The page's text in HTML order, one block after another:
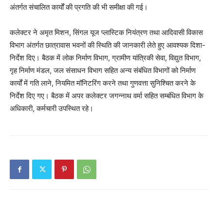
अंतर्गत संचालित कार्यों की प्रगति की भी समीक्षा की गई।
कलेक्टर ने अमृत मिशन, सिंगल यूज प्लास्टिक नियंत्रण तथा आदिवासी विकास
विभाग अंतर्गत छात्रावास भवनों की स्थिति की जानकारी लेते हुए आवश्यक दिशा-
निर्देश दिए। बैठक में लोक निर्माण विभाग, ग्रामीण यांत्रिकी सेवा, विद्युत विभाग,
गृह निर्माण मंडल, जल संसाधन विभाग सहित अन्य संबंधित विभागों को निर्माण
कार्यों में गति लाने, नियमित मॉनिटरिंग करने तथा गुणवत्ता सुनिश्चित करने के
निर्देश दिए गए। बैठक में अपर कलेक्टर जगन्नाथ वर्मा सहित सम्बंधित विभाग के
अधिकारी, कर्मचारी उपस्थित रहे।